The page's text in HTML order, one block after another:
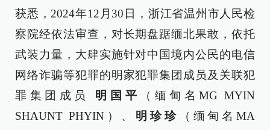
获悉，2024年12月30日，浙江省温州市人民检
察院经依法审查，对长期盘踞缅北果敢，依托
武装力量，大肆实施针对中国境内公民的电信
网络诈骗等犯罪的明家犯罪集团成员及关联犯
罪集团成员
明国平
（缅甸名MG MYIN
SHAUNT PHYIN）、 明珍珍
（缅甸名MA